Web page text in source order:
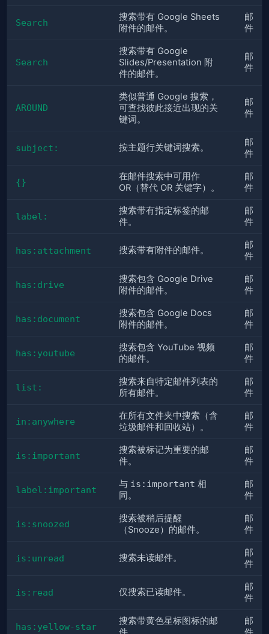
Search
搜索带有 Google Sheets
附件的邮件。
邮
件
Search
搜索带有 Google
Slides/Presentation 附
件的邮件。
邮
件
AROUND
类似普通 Google 搜索，
可查找彼此接近出现的关
键词。
邮
件
subject: 按主题行关键词搜索。
邮
件
{}
在邮件搜索中可用作
OR（替代 OR 关键字）。
邮
件
label:
搜索带有指定标签的邮
件。
邮
件
has:attachment 搜索带有附件的邮件。
邮
件
has:drive
搜索包含 Google Drive
附件的邮件。
邮
件
has:document
搜索包含 Google Docs
附件的邮件。
邮
件
has:youtube
搜索包含 YouTube 视频
的邮件。
邮
件
list:
搜索来自特定邮件列表的
所有邮件。
邮
件
in:anywhere
在所有文件夹中搜索（含
垃圾邮件和回收站）。
邮
件
is:important
搜索被标记为重要的邮
件。
邮
件
label:important
与 is:important 相
同。
邮
件
is:snoozed
搜索被稍后提醒
（Snooze）的邮件。
邮
件
is:unread 搜索未读邮件。
邮
件
is:read 仅搜索已读邮件。
邮
件
has:yellow-star
搜索带黄色星标图标的邮
邮